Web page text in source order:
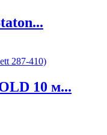
10 м...